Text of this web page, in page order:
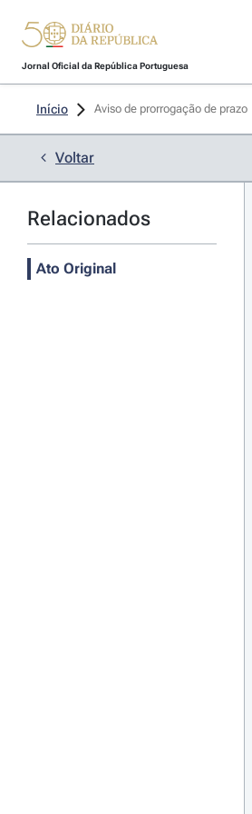
Jornal Oficial da República Portuguesa
Início Aviso de prorrogação de prazo
Voltar
Relacionados
Ato Original